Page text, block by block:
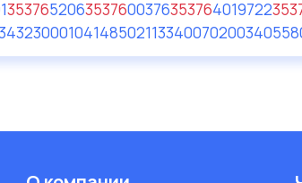
3537652063537600376353764019722
04148502113340070200